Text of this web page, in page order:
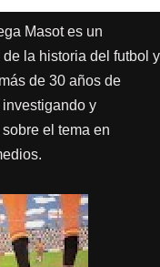
Masot es un
la historia del futbol y
de 30 años de
y
el tema en